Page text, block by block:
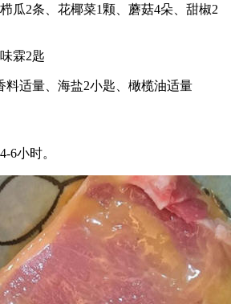
瓜2条、花椰菜1颗、蘑菇4朵、甜椒2
霖2匙
料适量、海盐2小匙、橄榄油适量
6小时。